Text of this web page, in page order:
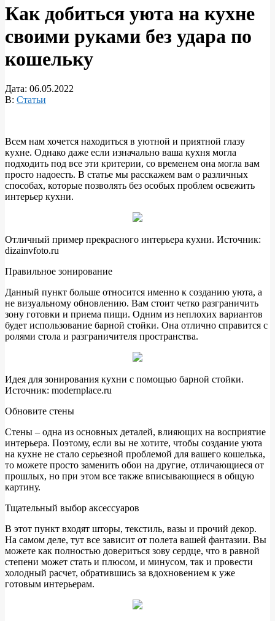
Как добиться уюта на кухне
своими руками без удара по
кошельку
Дата: 06.05.2022
В: Статьи
Всем нам хочется находиться в уютной и приятной глазу
кухне. Однако даже если изначально ваша кухня могла
подходить под все эти критерии, со временем она могла вам
просто надоесть. В статье мы расскажем вам о различных
способах, которые позволять без особых проблем освежить
интерьер кухни.
Отличный пример прекрасного интерьера кухни. Источник:
dizainvfoto.ru
Правильное зонирование
Данный пункт больше относится именно к созданию уюта, а
не визуальному обновлению. Вам стоит четко разграничить
зону готовки и приема пищи. Одним из неплохих вариантов
будет использование барной стойки. Она отлично справится с
ролями стола и разграничителя пространства.
Идея для зонирования кухни с помощью барной стойки.
Источник: modernplace.ru
Обновите стены
Стены – одна из основных деталей, влияющих на восприятие
интерьера. Поэтому, если вы не хотите, чтобы создание уюта
на кухне не стало серьезной проблемой для вашего кошелька,
то можете просто заменить обои на другие, отличающиеся от
прошлых, но при этом все также вписывающиеся в общую
картину.
Тщательный выбор аксессуаров
В этот пункт входят шторы, текстиль, вазы и прочий декор.
На самом деле, тут все зависит от полета вашей фантазии. Вы
можете как полностью довериться зову сердце, что в равной
степени может стать и плюсом, и минусом, так и провести
холодный расчет, обратившись за вдохновением к уже
готовым интерьерам.